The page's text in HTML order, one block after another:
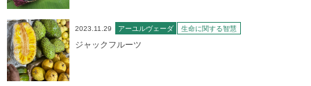
2023.11.29 アーユルヴェーダ 生命に関する智慧
ジャックフルーツ